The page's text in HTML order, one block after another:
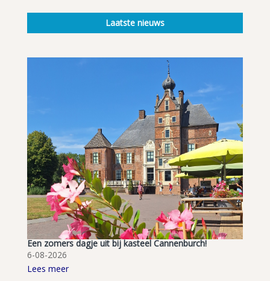
Laatste nieuws
Een zomers dagje uit bij kasteel Cannenburch!
6-08-2026
Lees meer